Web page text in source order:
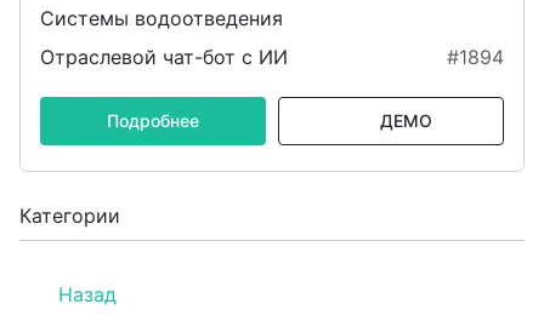
Категории
Назад
Системы водоотведения
Отраслевой чат-бот с ИИ
#1894
Подробнее ДЕМО